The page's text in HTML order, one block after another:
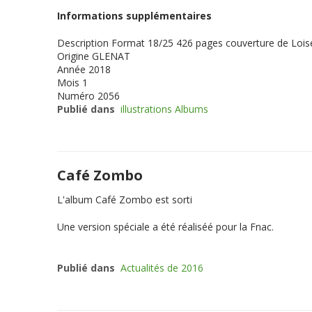
Informations supplémentaires
Description Format 18/25 426 pages couverture de
Origine GLENAT
Année 2018
Mois 1
Numéro 2056
Publié dans illustrations Albums
Café Zombo
L'album Café Zombo est sorti
Une version spéciale a été réaliséé pour la Fnac.
Publié dans Actualités de 2016